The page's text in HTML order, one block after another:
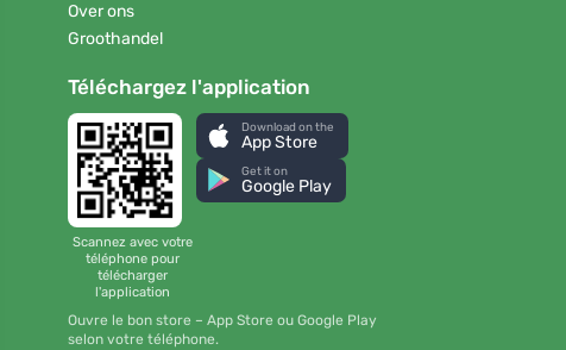
Over ons
Groothandel
Téléchargez l'application
Scannez avec votre
téléphone pour
télécharger
l'application
Download on the
App Store
Get it on
Google Play
Ouvre le bon store – App Store ou Google Play
selon votre téléphone.